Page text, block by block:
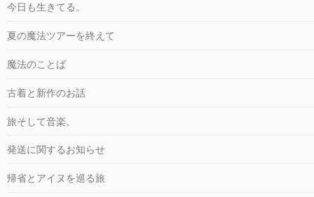
今日も生きてる。
夏の魔法ツアーを終えて
魔法のことば
古着と新作のお話
旅そして音楽。
発送に関するお知らせ
帰省とアイヌを巡る旅